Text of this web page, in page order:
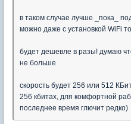
в таком случае лучше _пока_
можно даже с установкой WiFi
будет дешевле в разы! думаю
не больше
скорость будет 256 или 512
256 кбитах, для комфортной
последнее время глючит редко)